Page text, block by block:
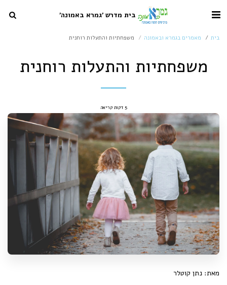
בית מדרש 'גמרא באמונה'
בית מאמרים בגמרא ובאמונה משפחתיות והתעלות רוחנית
משפחתיות והתעלות רוחנית
5 דקות קריאה
מאת: נתן קוטלר